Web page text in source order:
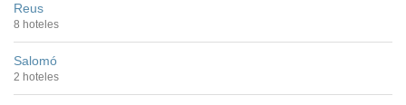
Reus
8 hoteles
Salomó
2 hoteles